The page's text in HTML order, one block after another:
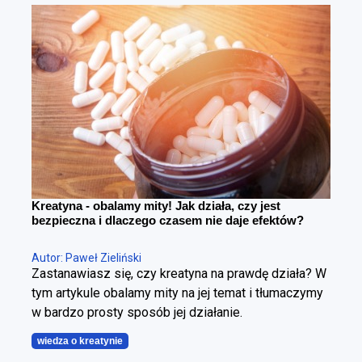
różnica. Można schudnąć i wyglądać gorzej – i
można redukować tkankę tłuszczową, poprawiając
sylwetkę. Cała sztuka polega na tym, żeby zrobić to
w kontrolowany sposób.
Kreatyna - obalamy mity! Jak działa, czy jest
bezpieczna i dlaczego czasem nie daje efektów?
Autor: Paweł Zieliński
Zastanawiasz się, czy kreatyna na prawdę działa? W
tym artykule obalamy mity na jej temat i tłumaczymy
w bardzo prosty sposób jej działanie.
wiedza o kreatynie